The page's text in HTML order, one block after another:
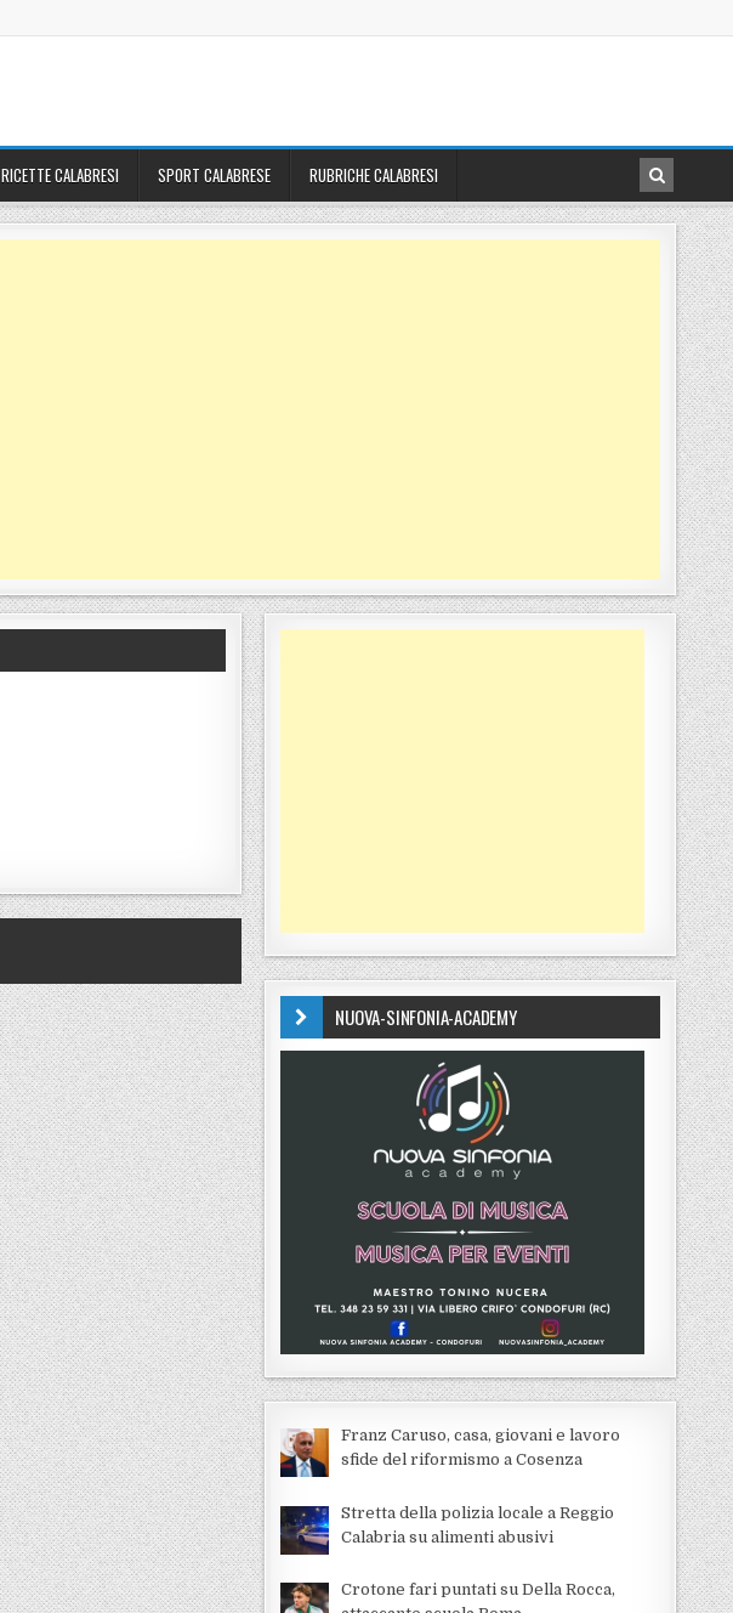
RICETTE CALABRESI SPORT CALABRESE RUBRICHE CALABRESI
NUOVA-SINFONIA-ACADEMY
Franz Caruso, casa, giovani e lavoro
sfide del riformismo a Cosenza
Stretta della polizia locale a Reggio
Calabria su alimenti abusivi
Crotone fari puntati su Della Rocca,